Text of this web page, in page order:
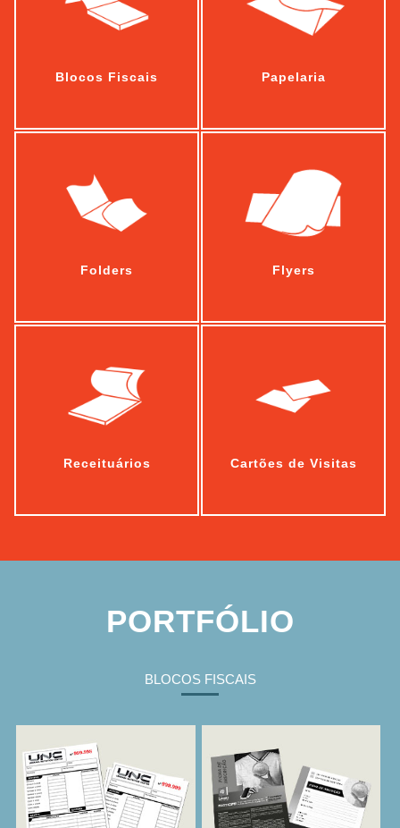
Blocos Fiscais Papelaria
Folders Flyers
Receituários Cartões de Visitas
PORTFÓLIO
BLOCOS FISCAIS
Pedidos
Inscrição